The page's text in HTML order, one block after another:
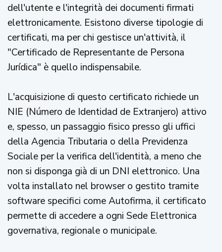
dell'utente e l'integrità dei documenti firmati
elettronicamente. Esistono diverse tipologie di
certificati, ma per chi gestisce un'attività, il
"Certificado de Representante de Persona
Jurídica" è quello indispensabile.
L'acquisizione di questo certificato richiede un
NIE (Número de Identidad de Extranjero) attivo
e, spesso, un passaggio fisico presso gli uffici
della Agencia Tributaria o della Previdenza
Sociale per la verifica dell'identità, a meno che
non si disponga già di un DNI elettronico. Una
volta installato nel browser o gestito tramite
software specifici come Autofirma, il certificato
permette di accedere a ogni Sede Elettronica
governativa, regionale o municipale.